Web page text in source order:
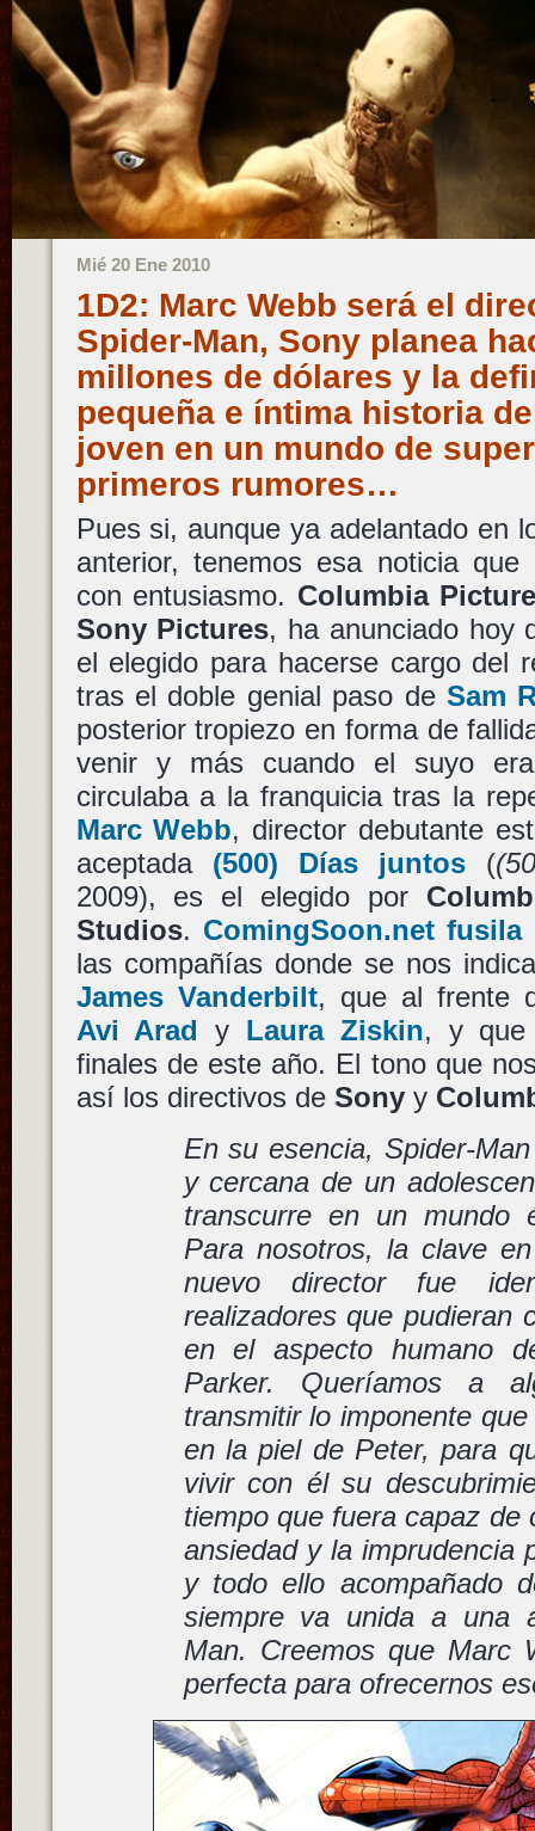
Mié 20 Ene 2010
1D2: Marc Webb será el
Spider-Man, Sony planea
millones de dólares y la
pequeña e íntima historia
joven en un mundo de
primeros rumores…
Pues si, aunque ya adelantado en
anterior, tenemos esa noticia
con entusiasmo. Columbia
Sony Pictures, ha anunciado hoy
el elegido para hacerse cargo del
tras el doble genial paso deSam
posterior tropiezo en forma de
venir y más cuando el suyo
circulaba a la franquicia tras la
Marc Webb, director debutante
aceptada (500) Días juntos(
2009), es el elegido por
Studios. ComingSoon.net
las compañías donde se nos
James Vanderbilt, que al frente
Avi Arad y Laura Ziskin, y que
finales de este año. El tono que
así los directivos de Sonyy
En su esencia, Spider-
y cercana de un
transcurre en un mundo
Para nosotros, la clave
nuevo director fue
realizadores que pudieran
en el aspecto humano
Parker. Queríamos a
transmitir lo imponente
en la piel de Peter, para
vivir con él su
tiempo que fuera capaz de
ansiedad y la imprudencia
y todo ello acompañado
siempre va unida a una
Man. Creemos que Marc
perfecta para ofrecernos